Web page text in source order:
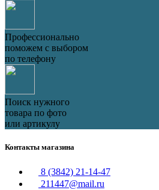
Профессионально
поможем с выбором
по телефону
Поиск нужного
товара по фото
или артикулу
Контакты магазина
8 (3842) 21-14-47
211447@mail.ru